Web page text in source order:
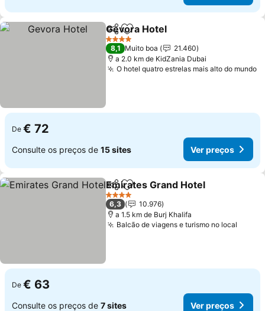
PartilharAdicionar aos favoritos
Gevora Hotel
4 Estrelas
8,1 Muito boa
21.460
a 2.0 km de KidZania Dubai
O hotel quatro estrelas mais alto do mundo
De € 72
Consulte os preços de 15 sites Ver preços
PartilharAdicionar aos favoritos
Emirates Grand Hotel
4 Estrelas
6,3
10.976
a 1.5 km de Burj Khalifa
Balcão de viagens e turismo no local
De € 63
Consulte os preços de 7 sites Ver preços